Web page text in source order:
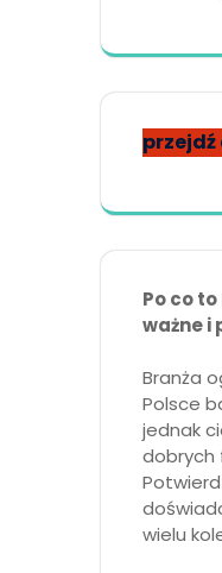
przejdź
Po co
ważne i
Branża
Polsce
jednak
dobrych
wielu